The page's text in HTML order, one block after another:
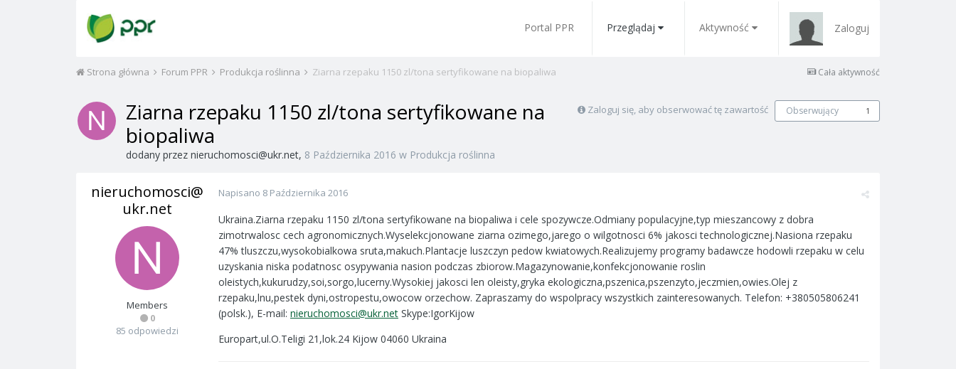
Portal PPR Przeglądaj Aktywność Zaloguj
Cała aktywność
Strona główna Forum PPR Produkcja roślinna Ziarna rzepaku 1150 zl/tona sertyfikowane na biopaliwa
Zaloguj się, aby obserwować tę zawartość Obserwujący 1
Ziarna rzepaku 1150 zl/tona sertyfikowane na
biopaliwa
dodany przez nieruchomosci@ukr.net, 8 Października 2016 w Produkcja roślinna
nieruchomosci@
ukr.net
Members
0
85 odpowiedzi
Napisano 8 Października 2016
Ukraina.Ziarna rzepaku 1150 zl/tona sertyfikowane na biopaliwa i cele spozywcze.Odmiany populacyjne,typ mieszancowy z dobra
zimotrwalosc cech agronomicznych.Wyselekcjonowane ziarna ozimego,jarego o wilgotnosci 6% jakosci technologicznej.Nasiona rzepaku
47% tluszczu,wysokobialkowa sruta,makuch.Plantacje luszczyn pedow kwiatowych.Realizujemy programy badawcze hodowli rzepaku w celu
uzyskania niska podatnosc osypywania nasion podczas zbiorow.Magazynowanie,konfekcjonowanie roslin
oleistych,kukurudzy,soi,sorgo,lucerny.Wysokiej jakosci len oleisty,gryka ekologiczna,pszenica,pszenzyto,jeczmien,owies.Olej z
rzepaku,lnu,pestek dyni,ostropestu,owocow orzechow. Zapraszamy do wspolpracy wszystkich zainteresowanych. Telefon: +380505806241
(polsk.), E-mail: nieruchomosci@ukr.net Skype:IgorKijow
Europart,ul.O.Teligi 21,lok.24 Kijow 04060 Ukraina